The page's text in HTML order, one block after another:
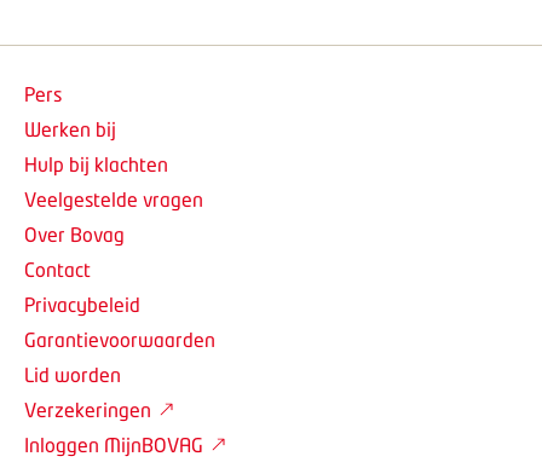
Pers
Werken bij
Hulp bij klachten
Veelgestelde vragen
Over Bovag
Contact
Privacybeleid
Garantievoorwaarden
Lid worden
Verzekeringen
Inloggen MijnBOVAG